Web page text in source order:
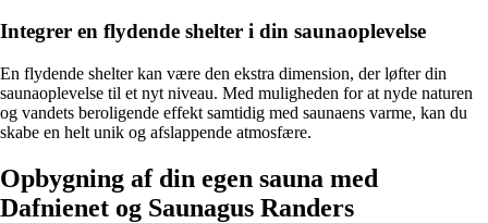
Integrer en flydende shelter i din saunaoplevelse
En flydende shelter kan være den ekstra dimension, der løfter din
saunaoplevelse til et nyt niveau. Med muligheden for at nyde naturen
og vandets beroligende effekt samtidig med saunaens varme, kan du
skabe en helt unik og afslappende atmosfære.
Opbygning af din egen sauna med
Dafnienet og Saunagus Randers